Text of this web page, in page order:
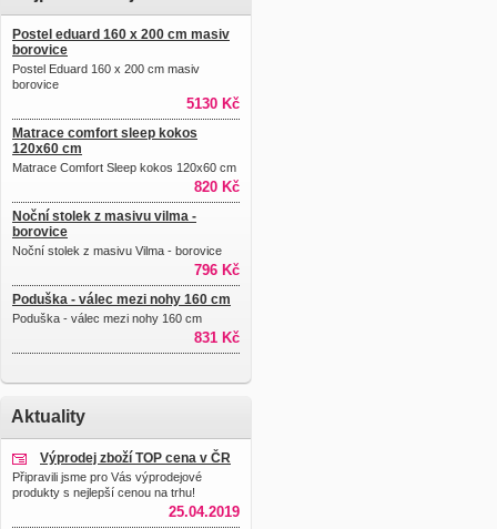
Postel eduard 160 x 200 cm masiv
borovice
Postel Eduard 160 x 200 cm masiv
borovice
5130 Kč
Matrace comfort sleep kokos
120x60 cm
Matrace Comfort Sleep kokos 120x60 cm
820 Kč
Noční stolek z masivu vilma -
borovice
Noční stolek z masivu Vilma - borovice
796 Kč
Poduška - válec mezi nohy 160 cm
Poduška - válec mezi nohy 160 cm
831 Kč
Aktuality
Výprodej zboží TOP cena v ČR
Připravili jsme pro Vás výprodejové
produkty s nejlepší cenou na trhu!
25.04.2019